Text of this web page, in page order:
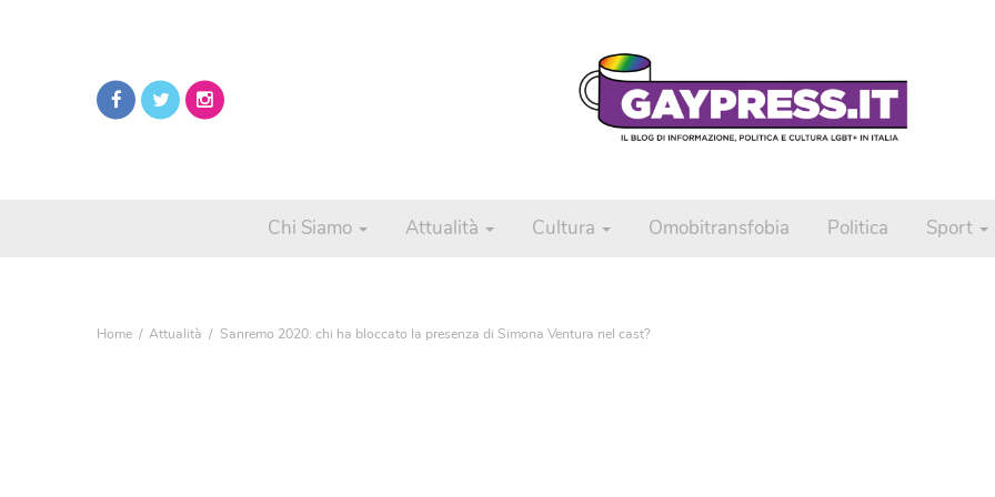
Chi Siamo Attualità Cultura Omobitransfobia Politica Sport
Home Attualità Sanremo 2020: chi ha bloccato la presenza di Simona Ventura nel cast?